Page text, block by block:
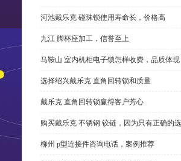
河池戴乐克 碰珠锁使用寿命长，价格高
九江 脚杯座加工，信誉至上
马鞍山 室内机柜电子锁怎样收费，品质体现
选择绍兴戴乐克 直角回转锁和质量
戴乐克 直角回转锁赢得客户芳心
购买戴乐克 不锈钢 铰链，因为只有正确的
柳州 p型连接件咨询电话，案例推荐